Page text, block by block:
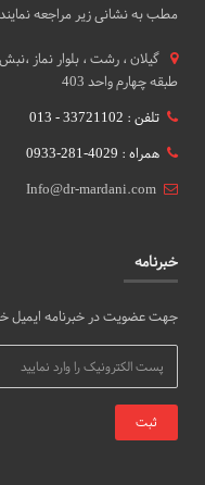
مطب به نشانی زیر مراجعه نمایند
گيلان ، رشت ، بلوار نماز
طبقه چهارم واحد 403
تلفن : 33721102 - 013
همراه : 4029-281-0933
Info@dr-mardani.com
خبرنامه
جهت عضویت در خبرنامه ایمیل خود